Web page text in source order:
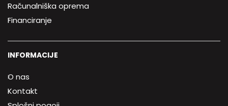
Računalniška oprema
Financiranje
INFORMACIJE
O nas
Kontakt